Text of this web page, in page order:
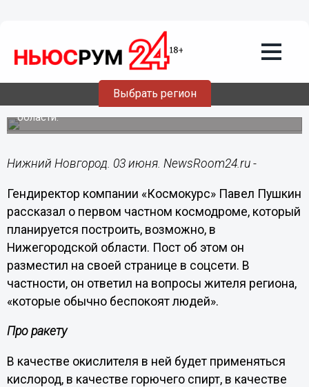
Выбрать регион
03.06.201911:58
Павел Пушкин рассказал о первом
частном космодроме
Космодром планируется построить в Нижегородской
области.
Нижний Новгород. 03 июня. NewsRoom24.ru -
Гендиректор компании «Космокурс» Павел Пушкин
рассказал о первом частном космодроме, который
планируется построить, возможно, в
Нижегородской области. Пост об этом он
разместил на своей странице в соцсети. В
частности, он ответил на вопросы жителя региона,
«которые обычно беспокоят людей».
Про ракету
В качестве окислителя в ней будет применяться
кислород, в качестве горючего спирт, в качестве